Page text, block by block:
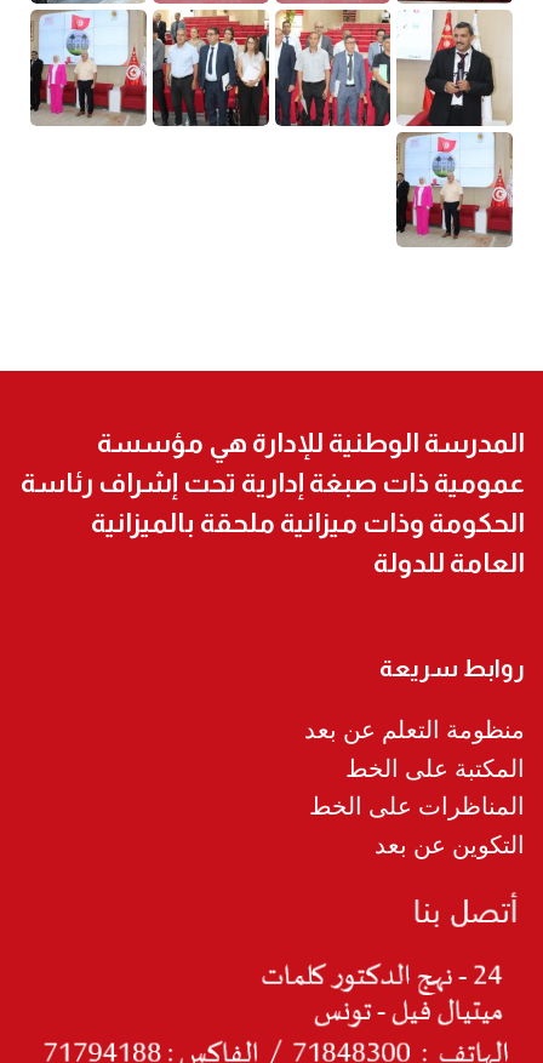
المدرسة الوطنية للإدارة هي مؤسسة
عمومية ذات صبغة إدارية تحت إشراف رئاسة
الحكومة وذات ميزانية ملحقة بالميزانية
العامة للدولة
روابط سريعة
منظومة التعلم عن بعد
المكتبة على الخط
المناظرات على الخط
التكوين عن بعد